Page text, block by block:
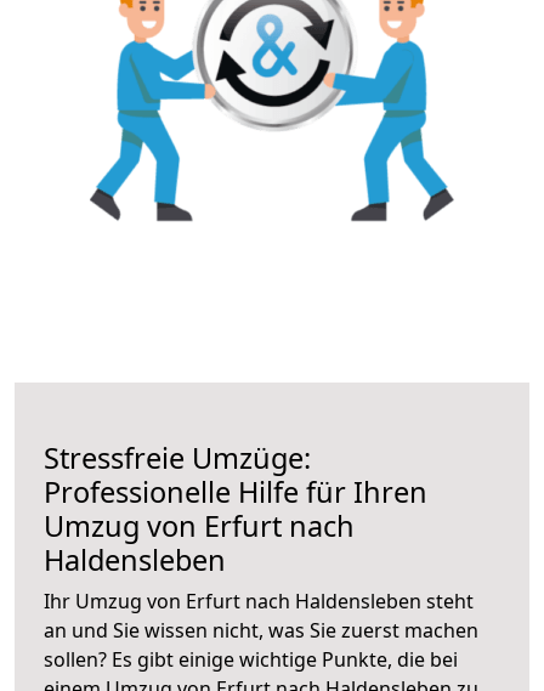
Stressfreie Umzüge:
Professionelle Hilfe für Ihren
Umzug von Erfurt nach
Haldensleben
Ihr Umzug von Erfurt nach Haldensleben steht
an und Sie wissen nicht, was Sie zuerst machen
sollen? Es gibt einige wichtige Punkte, die bei